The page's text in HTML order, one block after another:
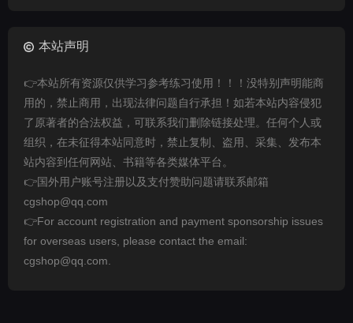
本站声明
👉本站所有资源仅供学习参考练习使用！！！没特别声明能商
用的，禁止商用，出现法律问题自行承担！如若本站内容侵犯
了原著者的合法权益，可联系我们删除链接处理。任何个人或
组织，在未征得本站同意时，禁止复制、盗用、采集、发布本
站内容到任何网站、书籍等各类媒体平台。
👉国外用户账号注册以及支付赞助问题请联系邮箱
cgshop@qq.com
👉For account registration and payment sponsorship issues
for overseas users, please contact the email:
cgshop@qq.com.